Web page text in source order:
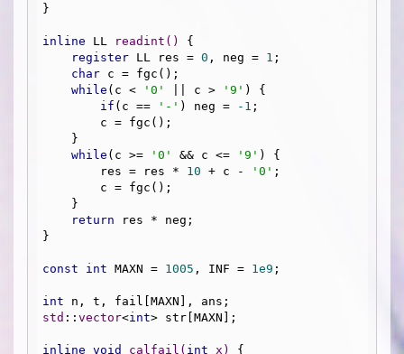
}
inline LL readint ()
{
register LL res = 0 , neg = 1 ;
char c = fgc();
while (c < '0' || c > '9' ) {
if (c == '-' ) neg = -1 ;
while (c >= '0' && c <= '9' ) {
        res = res *
10 + c - '0' ;
return res * neg;
}
const int MAXN = 1005 , INF = 1e9 ;
int
std :: vector<int> str[MAXN];
inline void calfail ( int x) {